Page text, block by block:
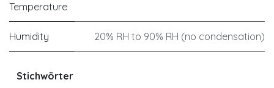
Temperature
Humidity 20% RH to 90% RH (no condensation)
Stichwörter